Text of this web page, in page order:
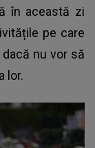
în această zi
pe care
nu vor să
lor.